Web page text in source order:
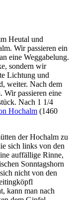
Heutal und
Wir passieren ein
eine Weggabelung.
sondern wir
Lichtung und
weiter. Nach dem
Wir passieren eine
Nach 1 1/4
Hochalm (1460
der Hochalm zu
sich links von den
auffällige Rinne,
Sonntagshorn
nicht von den
kann man nach